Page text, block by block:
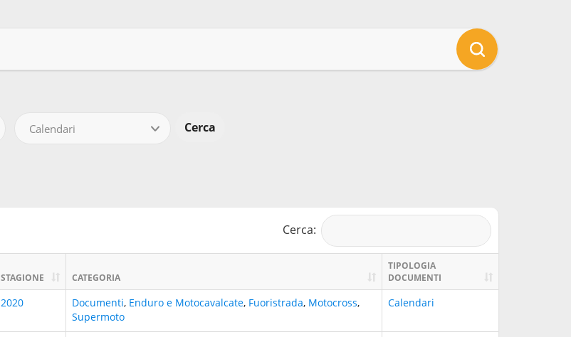
Calendari
Cerca:
STAGIONE CATEGORIA
TIPOLOGIA
DOCUMENTI
2020 Documenti, Enduro e Motocavalcate, Fuoristrada, Motocross,
Supermoto
Calendari